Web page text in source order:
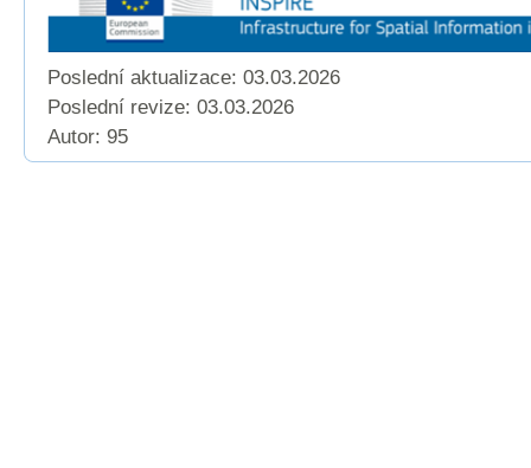
Poslední aktualizace: 03.03.2026
Poslední revize: 03.03.2026
Autor: 95